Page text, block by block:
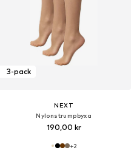
3-pack
NEXT
Nylonstrumpbyxa
190,00 kr
+2